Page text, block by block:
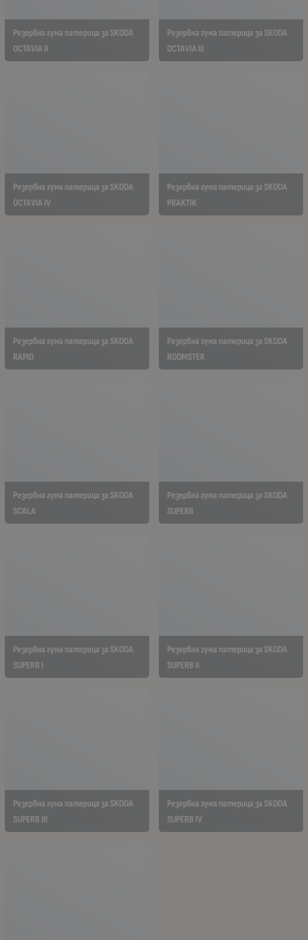
Резервна гума патерица за SKODA
OCTAVIA II
Резервна гума патерица за SKODA
OCTAVIA III
Резервна гума патерица за SKODA
OCTAVIA IV
Резервна гума патерица за SKODA
PRAKTIK
Резервна гума патерица за SKODA
RAPID
Резервна гума патерица за SKODA
ROOMSTER
Резервна гума патерица за SKODA
SCALA
Резервна гума патерица за SKODA
SUPERB
Резервна гума патерица за SKODA
SUPERB I
Резервна гума патерица за SKODA
SUPERB II
Резервна гума патерица за SKODA
SUPERB III
Резервна гума патерица за SKODA
SUPERB IV